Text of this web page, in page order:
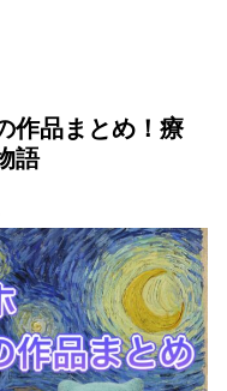
作品まとめ！療
語